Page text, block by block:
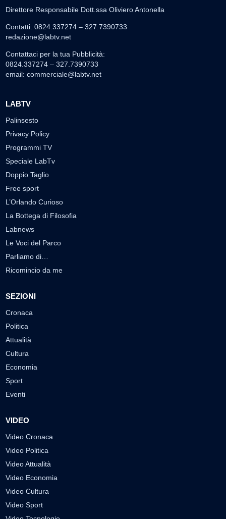
Direttore Responsabile Dott.ssa Oliviero Antonella
Contatti: 0824.337274 – 327.7390733
redazione@labtv.net
Contattaci per la tua Pubblicità:
0824.337274 – 327.7390733
email: commerciale@labtv.net
LABTV
Palinsesto
Privacy Policy
Programmi TV
Speciale LabTv
Doppio Taglio
Free sport
L’Orlando Curioso
La Bottega di Filosofia
Labnews
Le Voci del Parco
Parliamo di…
Ricomincio da me
SEZIONI
Cronaca
Politica
Attualità
Cultura
Economia
Sport
Eventi
VIDEO
Video Cronaca
Video Politica
Video Attualità
Video Economia
Video Cultura
Video Sport